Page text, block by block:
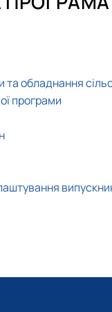
та
обладнання
програми